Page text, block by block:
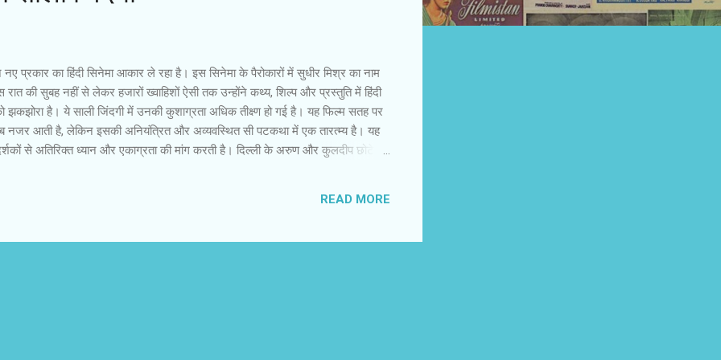
प्रकार का हिंदी सिनेमा आकार ले रहा है। इस सिनेमा के पैरोकारों में सुधीर मिश्र का नाम
रात की सुबह नहीं से लेकर हजारों ख्वाहिशों ऐसी तक उन्होंने कथ्य, शिल्प और प्रस्तुति में हिंदी
झकझोरा है। ये साली जिंदगी में उनकी कुशाग्रता अधिक तीक्ष्ण हो गई है। यह फिल्म सतह पर
नजर आती है, लेकिन इसकी अनियंत्रित और अव्यवस्थित सी पटकथा में एक तारत्म्य है। यह
से अतिरिक्त ध्यान और एकाग्रता की मांग करती है। दिल्ली के अरुण और कुलदीप छोटे-
जहां प्यार और एहसास के बीज अंकुरित होते हैं। ये साली जिंदगी में अरुण और कुलदीप अलग-
है। अपनी प्रेमिका और बीवी के लिए वे अपराध में धंसते ...
READ MORE